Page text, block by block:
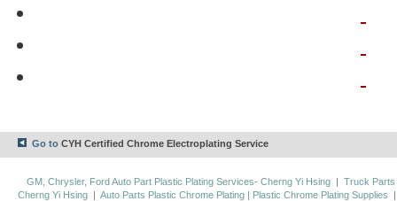
Go to CYH Certified Chrome Electroplating Service
GM, Chrysler, Ford Auto Part Plastic Plating Services- Cherng Yi Hsing | Truck Parts
Cherng Yi Hsing |Auto Parts Plastic Chrome Plating | Plastic Chrome Plating Supplies